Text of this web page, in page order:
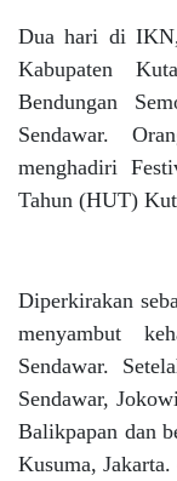
Dua hari di
Kabupaten
Bendungan
Sendawar.
menghadiri
Tahun (HUT)
Diperkirakan
menyambut
Sendawar.
Sendawar,
Balikpapan dan
Kusuma, Jakarta.